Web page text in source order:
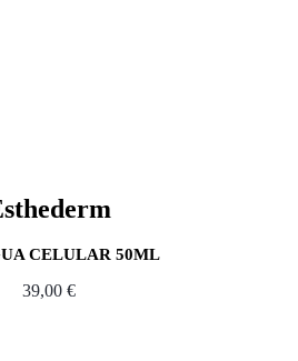
CELULAR 50ML
39,00 €